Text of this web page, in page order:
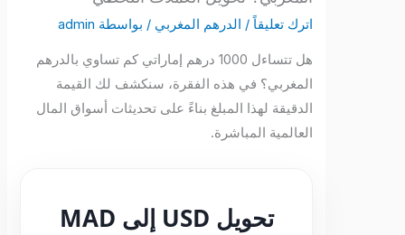
اترك تعليقاً /الدرهم المغربي/ بواسطة admin
هل تتساءل 1000 درهم إماراتي كم تساوي بالدرهم
المغربي؟ في هذه الفقرة، سنكشف لك القيمة
الدقيقة لهذا المبلغ بناءً على تحديثات أسواق المال
العالمية المباشرة.
تحويل USD إلى MAD